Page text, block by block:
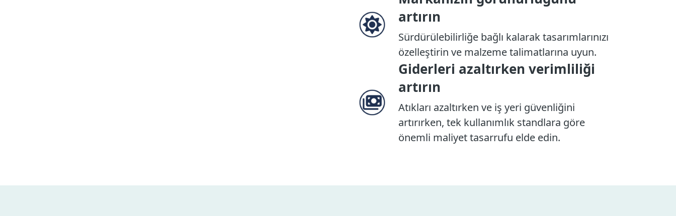
artırın
Sürdürülebilirliğe bağlı kalarak tasarımlarınızı
özelleştirin ve malzeme talimatlarına uyun.
Giderleri azaltırken verimliliği
artırın
Atıkları azaltırken ve iş yeri güvenliğini
artırırken, tek kullanımlık standlara göre
önemli maliyet tasarrufu elde edin.